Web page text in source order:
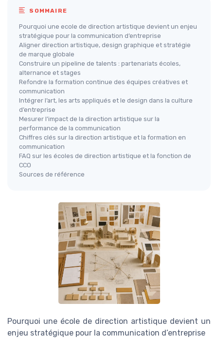
SOMMAIRE
Pourquoi une ecole de direction artistique devient un enjeu
stratégique pour la communication d’entreprise
Aligner direction artistique, design graphique et stratégie
de marque globale
Construire un pipeline de talents : partenariats écoles,
alternance et stages
Refondre la formation continue des équipes créatives et
communication
Intégrer l’art, les arts appliqués et le design dans la culture
d’entreprise
Mesurer l’impact de la direction artistique sur la
performance de la communication
Chiffres clés sur la direction artistique et la formation en
communication
FAQ sur les écoles de direction artistique et la fonction de
CCO
Sources de référence
Pourquoi une école de direction artistique devient un
enjeu stratégique pour la communication d’entreprise